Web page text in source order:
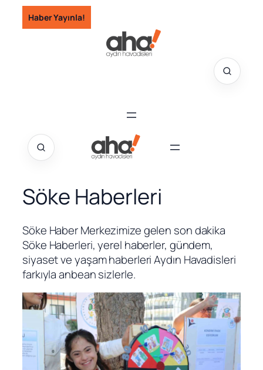
İçeriğe
geç
Haber Yayınla!
Söke Haberleri
Söke Haber Merkezimize gelen son dakika
Söke Haberleri, yerel haberler, gündem,
siyaset ve yaşam haberleri Aydın Havadisleri
farkıyla anbean sizlerle.